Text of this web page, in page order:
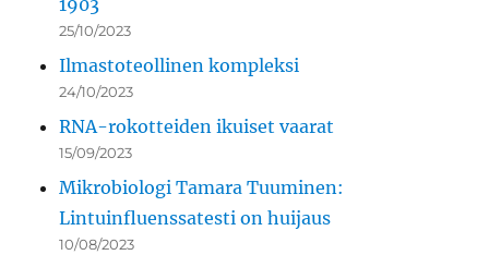
1903
25/10/2023
Ilmastoteollinen kompleksi
24/10/2023
RNA-rokotteiden ikuiset vaarat
15/09/2023
Mikrobiologi Tamara Tuuminen:
Lintuinfluenssatesti on huijaus
10/08/2023